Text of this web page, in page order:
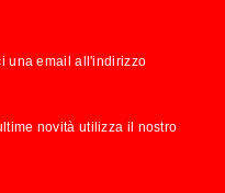
una email all'indirizzo
novità utilizza il nostro